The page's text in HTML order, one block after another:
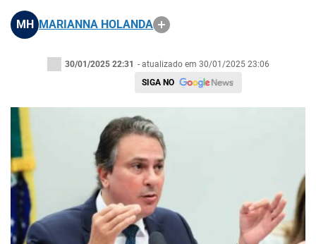
MH MARIANNA HOLANDA
30/01/2025 22:31 - atualizado em 30/01/2025 23:06
SIGA NO